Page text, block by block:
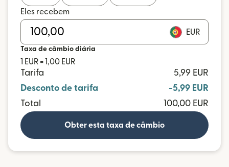
Eles recebem
EUR
Taxa de câmbio diária
1 EUR = 1,00 EUR
Tarifa
5,99 EUR
Desconto de tarifa
-5,99 EUR
Total
100,00 EUR
Obter esta taxa de câmbio